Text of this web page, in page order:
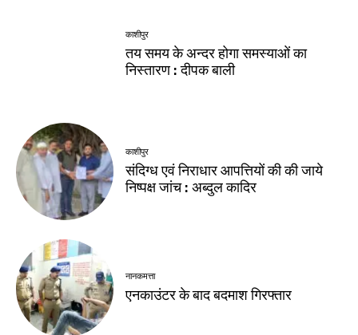
काशीपुर
तय समय के अन्दर होगा समस्याओं का
निस्तारण : दीपक बाली
काशीपुर
संदिग्ध एवं निराधार आपत्तियों की की जाये
निष्पक्ष जांच : अब्दुल कादिर
नानकमत्ता
एनकाउंटर के बाद बदमाश गिरफ्तार